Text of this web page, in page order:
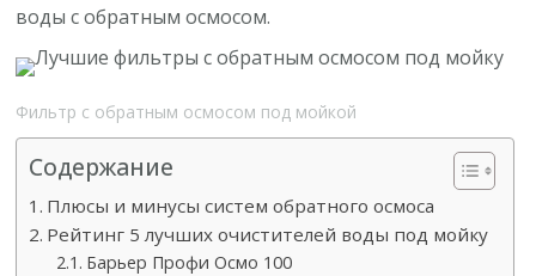
воды с обратным осмосом.
Фильтр с обратным осмосом под мойкой
Содержание
Плюсы и минусы систем обратного осмоса
Рейтинг 5 лучших очистителей воды под мойку
Барьер Профи Осмо 100